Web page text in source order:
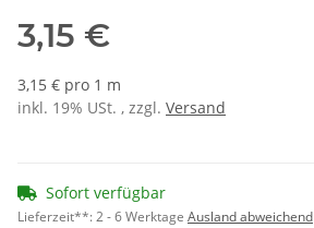
3,15 €
3,15 € pro 1 m
inkl. 19% USt. , zzgl. Versand
Sofort verfügbar
Lieferzeit**:2 - 6 Werktage Ausland abweichend